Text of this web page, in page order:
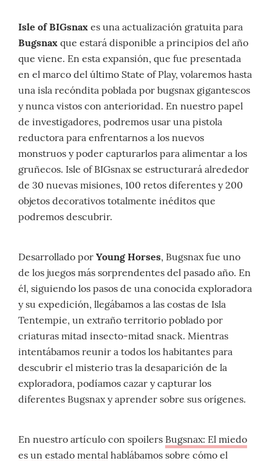
Isle of BIGsnax es una actualización gratuita para
Bugsnax que estará disponible a principios del año
que viene. En esta expansión, que fue presentada
en el marco del último State of Play, volaremos hasta
una isla recóndita poblada por bugsnax gigantescos
y nunca vistos con anterioridad. En nuestro papel
de investigadores, podremos usar una pistola
reductora para enfrentarnos a los nuevos
monstruos y poder capturarlos para alimentar a los
gruñecos. Isle of BIGsnax se estructurará alrededor
de 30 nuevas misiones, 100 retos diferentes y 200
objetos decorativos totalmente inéditos que
podremos descubrir.
Desarrollado por Young Horses, Bugsnax fue uno
de los juegos más sorprendentes del pasado año. En
él, siguiendo los pasos de una conocida exploradora
y su expedición, llegábamos a las costas de Isla
Tentempie, un extraño territorio poblado por
criaturas mitad insecto-mitad snack. Mientras
intentábamos reunir a todos los habitantes para
descubrir el misterio tras la desaparición de la
exploradora, podíamos cazar y capturar los
diferentes Bugsnax y aprender sobre sus orígenes.
En nuestro artículo con spoilers Bugsnax: El miedo
es un estado mental hablábamos sobre cómo el